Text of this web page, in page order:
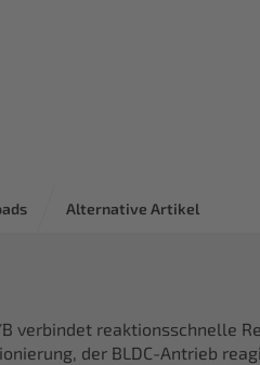
Alternative Artikel
B verbindet
der BLDC-Antrieb